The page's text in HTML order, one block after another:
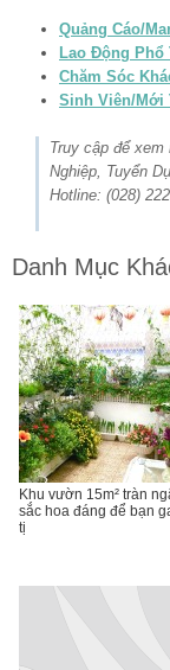
Quảng Cáo/
Lao Động Phổ
Chăm Sóc
Sinh Viên/Mới
Truy cập để
Nghiệp, Tuyển
Hotline: (028)
Danh Mục
Khu vườn 15m² tràn
sắc hoa đáng để bạn
tị